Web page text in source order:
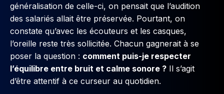
généralisation de celle-ci, on pensait que l’audition
des salariés allait être préservée. Pourtant, on
constate qu’avec les écouteurs et les casques,
l’oreille reste très sollicitée. Chacun gagnerait à se
poser la question : comment puis-je respecter
l’équilibre entre bruit et calme sonore ? Il s’agit
d’être attentif à ce curseur au quotidien.